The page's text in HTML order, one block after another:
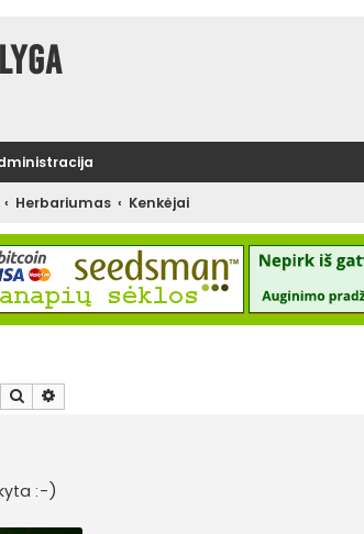
Herbariumas Kenkėjai
Ieškoti
:-)